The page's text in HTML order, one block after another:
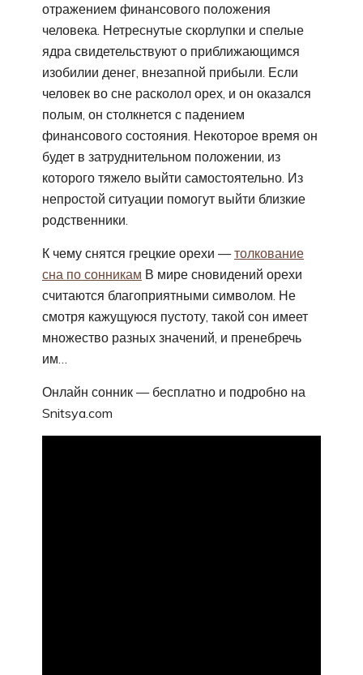
отражением финансового положения
человека. Нетреснутые скорлупки и спелые
ядра свидетельствуют о приближающимся
изобилии денег, внезапной прибыли. Если
человек во сне расколол орех, и он оказался
полым, он столкнется с падением
финансового состояния. Некоторое время он
будет в затруднительном положении, из
которого тяжело выйти самостоятельно. Из
непростой ситуации помогут выйти близкие
родственники.
К чему снятся грецкие орехи —толкование
сна по сонникам В мире сновидений орехи
считаются благоприятными символом. Не
смотря кажущуюся пустоту, такой сон имеет
множество разных значений, и пренебречь
им…
Онлайн сонник — бесплатно и подробно на
Snitsya.com